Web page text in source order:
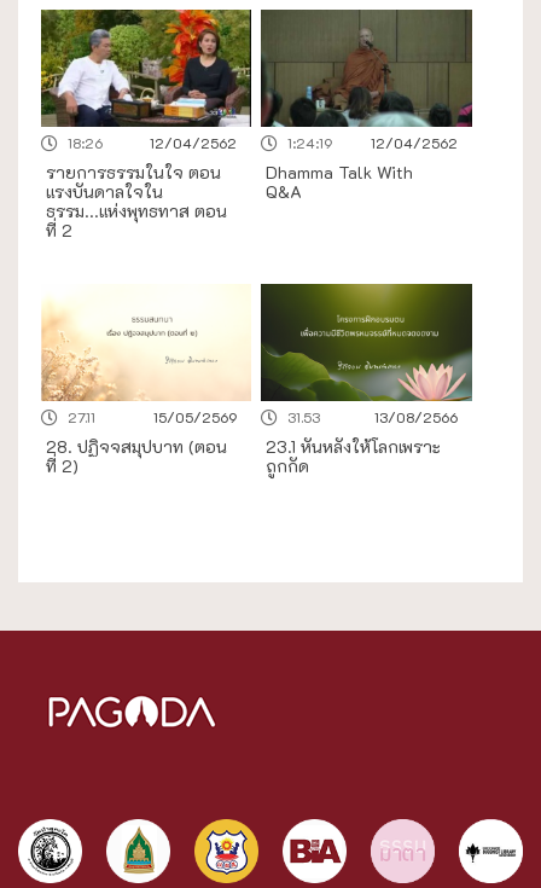
12/04/2562
18:26
รายการธรรมในใจ ตอน
แรงบันดาลใจใน
ธรรม...แห่งพุทธทาส ตอน
ที่ 2
12/04/2562
1:24:19
Dhamma Talk With
Q&A
15/05/2569
27.11
28. ปฏิจจสมุปบาท (ตอน
ที่ 2)
13/08/2566
31.53
23.1 หันหลังให้โลกเพราะ
ถูกกัด